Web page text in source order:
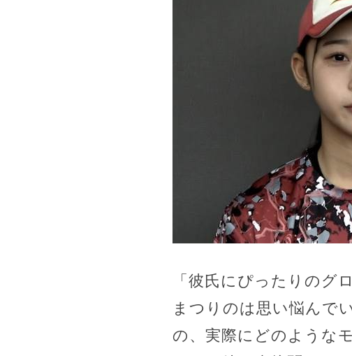
「彼氏にぴったりのグ
まつりのは思い悩んで
の、実際にどのような